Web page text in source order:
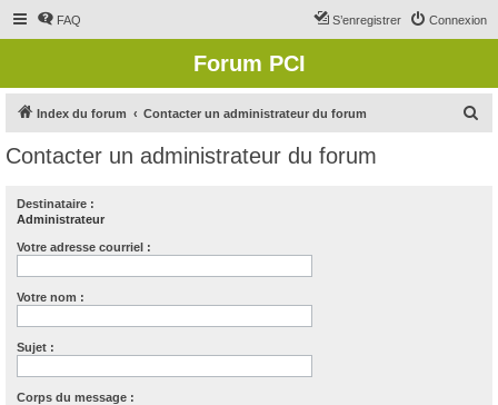
FAQ Connexion
S’enregistrer
Forum PCI
Index du forum Contacter un administrateur du forum
Contacter un administrateur du forum
Destinataire :
Administrateur
Votre adresse courriel :
Votre nom :
Sujet :
Corps du message :